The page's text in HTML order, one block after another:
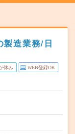
製造業務/日
休み WEB登録OK